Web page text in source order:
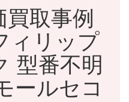
取事例
ィリップ
型番不明
ールセコ